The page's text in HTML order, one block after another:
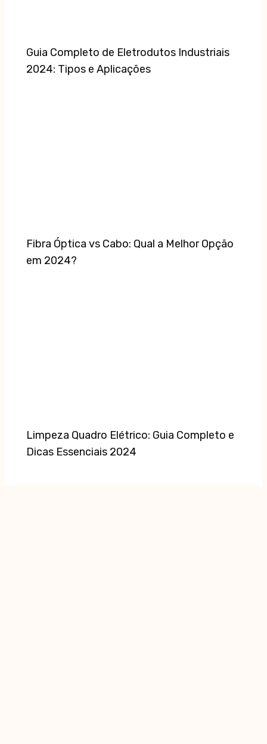
Guia Completo de Eletrodutos Industriais
2024: Tipos e Aplicações
Fibra Óptica vs Cabo: Qual a Melhor Opção
em 2024?
Limpeza Quadro Elétrico: Guia Completo e
Dicas Essenciais 2024